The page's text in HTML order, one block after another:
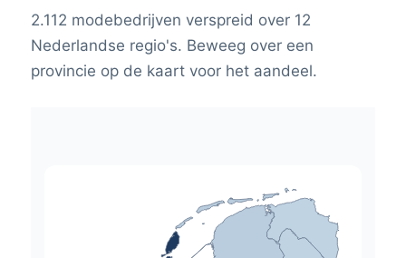
2.112 modebedrijven verspreid over 12
Nederlandse regio's. Beweeg over een
provincie op de kaart voor het aandeel.